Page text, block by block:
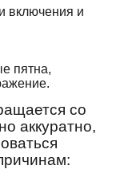
включения и
пятна,
со
аккуратно,